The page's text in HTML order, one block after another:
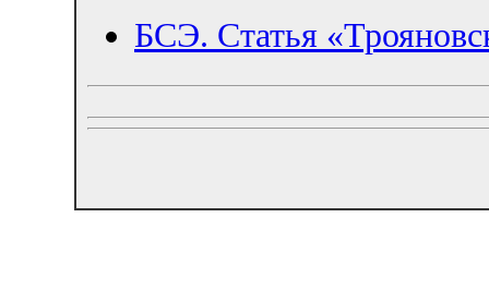
БСЭ. Статья